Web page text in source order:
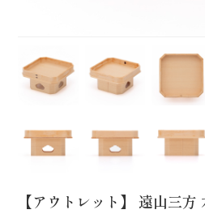
【アウトレット】 遠山三